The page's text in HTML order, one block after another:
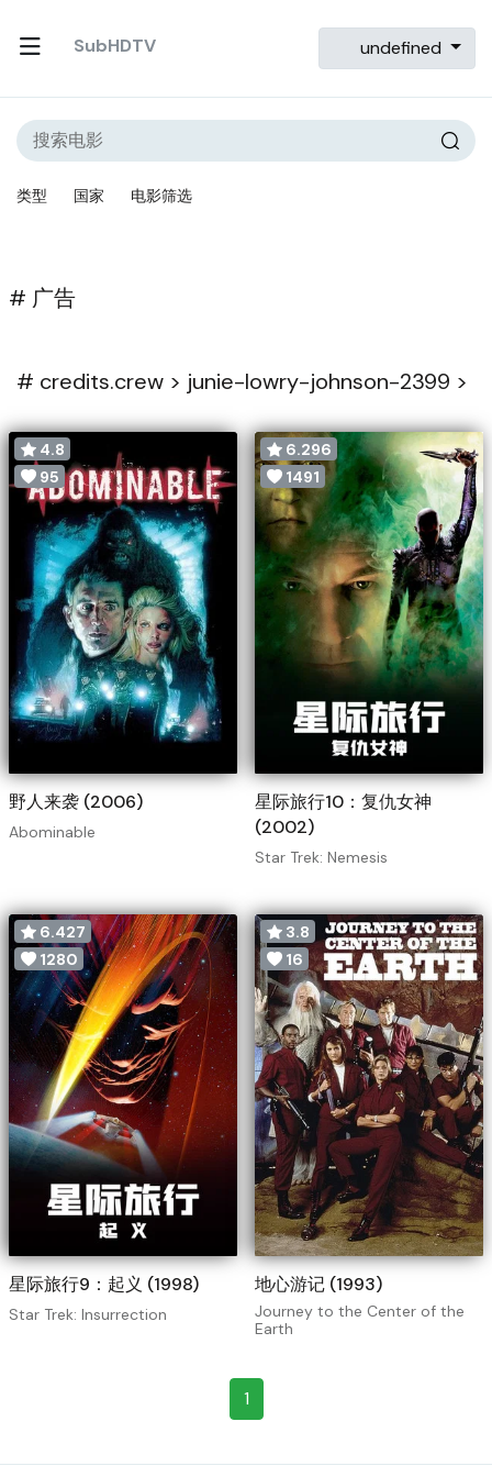
SubHDTV undefined
类型 国家 电影筛选
# credits.crew > junie-lowry-johnson-2399 >
4.8
95
野人来袭 (2006)
Abominable
6.296
1491
星际旅行10：复仇女神
(2002)
Star Trek: Nemesis
6.427
1280
星际旅行9：起义 (1998)
Star Trek: Insurrection
3.8
16
地心游记 (1993)
Journey to the Center of the
Earth
# 广告
1